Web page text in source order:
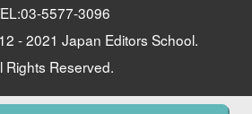
5577-3096
- 2021 Japan Editors School.
Rights Reserved.